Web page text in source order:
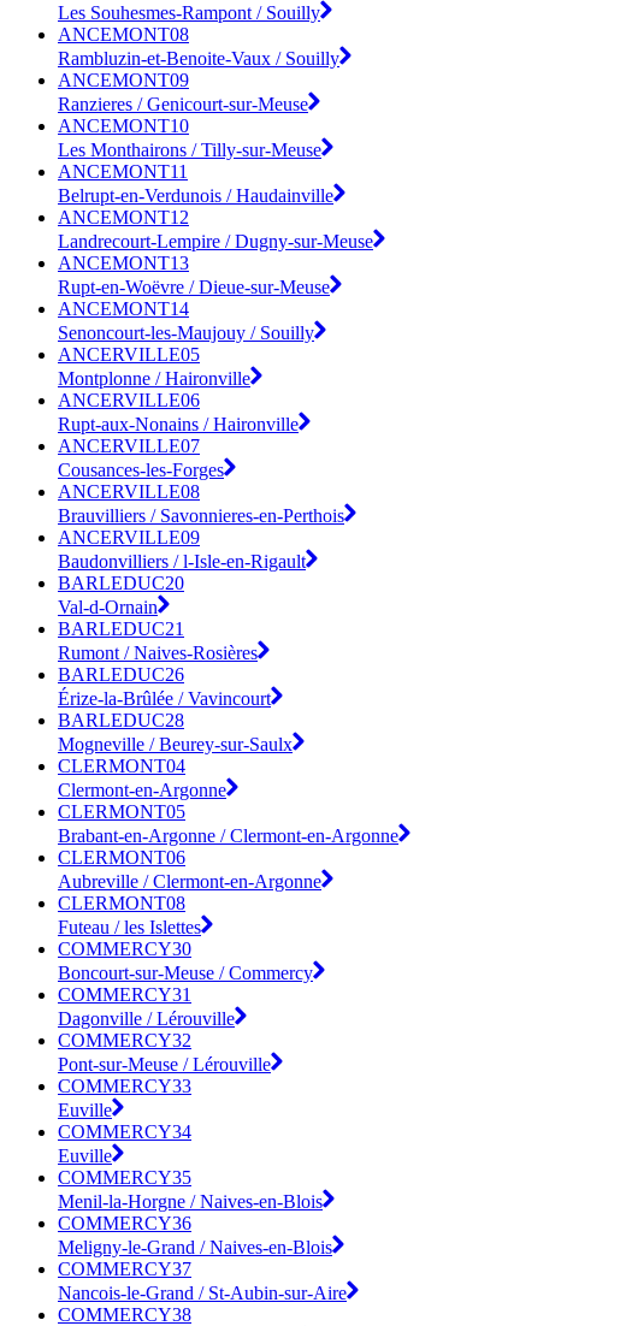
Les Souhesmes-Rampont / Souilly
ANCEMONT08
Rambluzin-et-Benoite-Vaux / Souilly
ANCEMONT09
Ranzieres / Genicourt-sur-Meuse
ANCEMONT10
Les Monthairons / Tilly-sur-Meuse
ANCEMONT11
Belrupt-en-Verdunois / Haudainville
ANCEMONT12
Landrecourt-Lempire / Dugny-sur-Meuse
ANCEMONT13
Rupt-en-Woëvre / Dieue-sur-Meuse
ANCEMONT14
Senoncourt-les-Maujouy / Souilly
ANCERVILLE05
Montplonne / Haironville
ANCERVILLE06
Rupt-aux-Nonains / Haironville
ANCERVILLE07
Cousances-les-Forges
ANCERVILLE08
Brauvilliers / Savonnieres-en-Perthois
ANCERVILLE09
Baudonvilliers / l-Isle-en-Rigault
BARLEDUC20
Val-d-Ornain
BARLEDUC21
Rumont / Naives-Rosières
BARLEDUC26
Érize-la-Brûlée / Vavincourt
BARLEDUC28
Mogneville / Beurey-sur-Saulx
CLERMONT04
Clermont-en-Argonne
CLERMONT05
Brabant-en-Argonne / Clermont-en-Argonne
CLERMONT06
Aubreville / Clermont-en-Argonne
CLERMONT08
Futeau / les Islettes
COMMERCY30
Boncourt-sur-Meuse / Commercy
COMMERCY31
Dagonville / Lérouville
COMMERCY32
Pont-sur-Meuse / Lérouville
COMMERCY33
Euville
COMMERCY34
Euville
COMMERCY35
Menil-la-Horgne / Naives-en-Blois
COMMERCY36
Meligny-le-Grand / Naives-en-Blois
COMMERCY37
Nancois-le-Grand / St-Aubin-sur-Aire
COMMERCY38